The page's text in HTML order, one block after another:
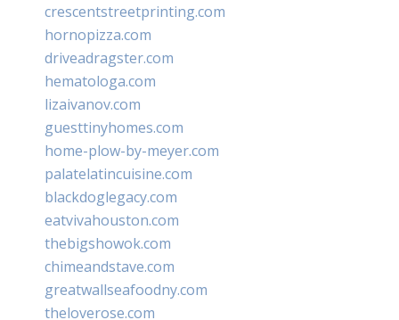
crescentstreetprinting.com
hornopizza.com
driveadragster.com
hematologa.com
lizaivanov.com
guesttinyhomes.com
home-plow-by-meyer.com
palatelatincuisine.com
blackdoglegacy.com
eatvivahouston.com
thebigshowok.com
chimeandstave.com
greatwallseafoodny.com
theloverose.com